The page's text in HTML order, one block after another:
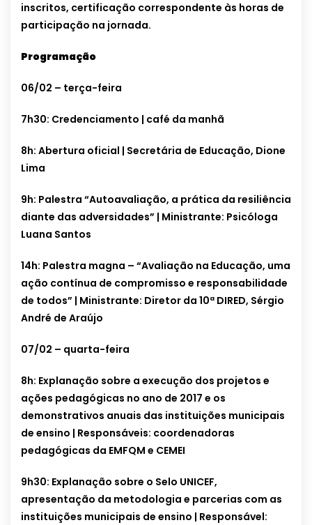
inscritos, certificação correspondente às horas de
participação na jornada.
Programação
06/02 – terça-feira
7h30: Credenciamento | café da manhã
8h: Abertura oficial | Secretária de Educação, Dione
Lima
9h: Palestra “Autoavaliação, a prática da resiliência
diante das adversidades” | Ministrante: Psicóloga
Luana Santos
14h: Palestra magna – “Avaliação na Educação, uma
ação contínua de compromisso e responsabilidade
de todos” | Ministrante: Diretor da 10ª DIRED, Sérgio
André de Araújo
07/02 – quarta-feira
8h: Explanação sobre a execução dos projetos e
ações pedagógicas no ano de 2017 e os
demonstrativos anuais das instituições municipais
de ensino | Responsáveis: coordenadoras
pedagógicas da EMFQM e CEMEI
9h30: Explanação sobre o Selo UNICEF,
apresentação da metodologia e parcerias com as
instituições municipais de ensino | Responsável: